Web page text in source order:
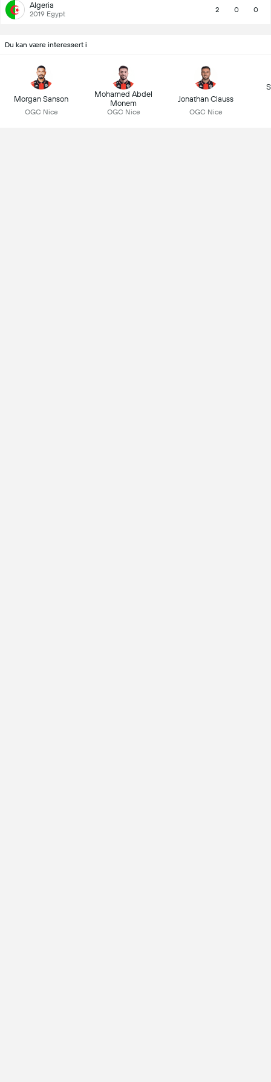
Algeria
2019 Egypt 2 0 0
Du kan være interessert i
Morgan Sanson
OGC Nice
Mohamed Abdel
Monem
OGC Nice
Jonathan Clauss
OGC Nice